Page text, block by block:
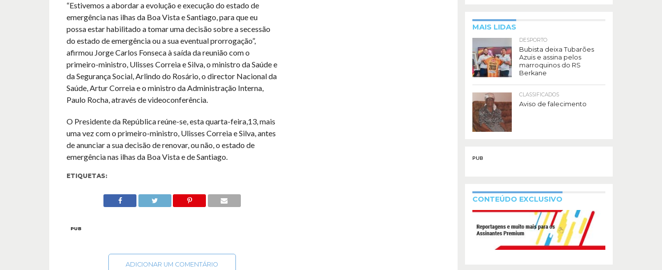
“Estivemos a abordar a evolução e execução do estado de
emergência nas ilhas da Boa Vista e Santiago, para que eu
possa estar habilitado a tomar uma decisão sobre a secessão
do estado de emergência ou a sua eventual prorrogação”,
afirmou Jorge Carlos Fonseca à saída da reunião com o
primeiro-ministro, Ulisses Correia e Silva, o ministro da Saúde e
da Segurança Social, Arlindo do Rosário, o director Nacional da
Saúde, Artur Correia e o ministro da Administração Interna,
Paulo Rocha, através de videoconferência.
O Presidente da República reúne-se, esta quarta-feira,13, mais
uma vez com o primeiro-ministro, Ulisses Correia e Silva, antes
de anunciar a sua decisão de renovar, ou não, o estado de
emergência nas ilhas da Boa Vista e de Santiago.
ETIQUETAS:
PUB
ADICIONAR UM COMENTÁRIO
MAIS LIDAS
DESPORTO
Bubista deixa Tubarões
Azuis e assina pelos
marroquinos do RS
Berkane
CLASSIFICADOS
Aviso de falecimento
PUB
CONTEÚDO EXCLUSIVO